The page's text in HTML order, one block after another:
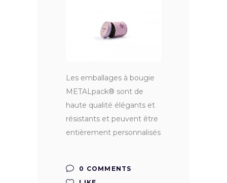
Les emballages à bougie
METALpack® sont de
haute qualité élégants et
résistants et peuvent être
entièrement personnalisés
0 COMMENTS